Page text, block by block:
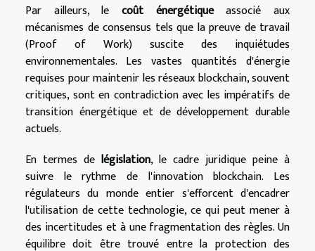
Par ailleurs, le coût énergétiqueassocié aux
mécanismes de consensus tels que la preuve de travail
(Proof of Work) suscite des inquiétudes
environnementales. Les vastes quantités d'énergie
requises pour maintenir les réseaux blockchain, souvent
critiques, sont en contradiction avec les impératifs de
transition énergétique et de développement durable
actuels.
En termes de législation, le cadre juridique peine à
suivre le rythme de l'innovation blockchain. Les
régulateurs du monde entier s'efforcent d'encadrer
l'utilisation de cette technologie, ce qui peut mener à
des incertitudes et à une fragmentation des règles. Un
équilibre doit être trouvé entre la protection des